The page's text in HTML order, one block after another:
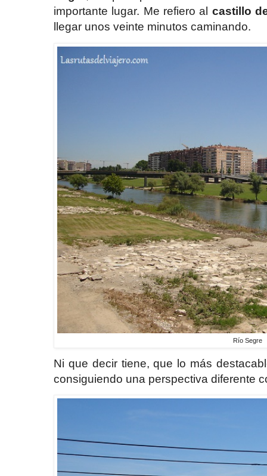
importante lugar. Me refiero al castillo
llegar unos veinte minutos caminando.
Río Segre
Ni que decir tiene, que lo más
consiguiendo una perspectiva diferente